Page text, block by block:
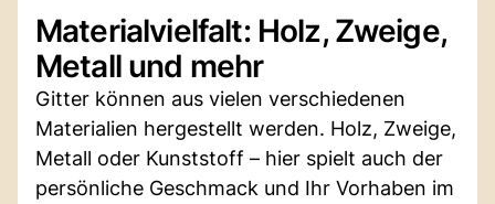
Materialvielfalt: Holz, Zweige,
Metall und mehr
Gitter können aus vielen verschiedenen
Materialien hergestellt werden. Holz, Zweige,
Metall oder Kunststoff – hier spielt auch der
persönliche Geschmack und Ihr Vorhaben im